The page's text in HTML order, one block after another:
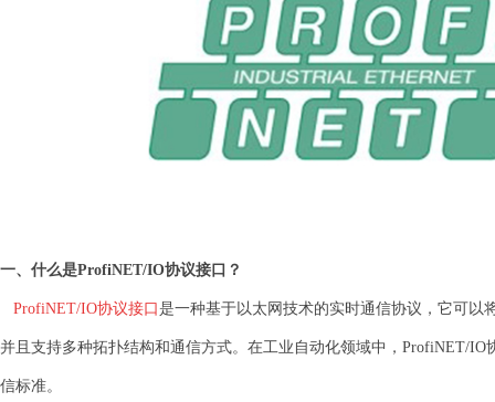
一、什么是ProfiNET/IO协议接口？
ProfiNET/IO协议接口 是一种基于以太网技术的实时通信协议，它可以
并且支持多种拓扑结构和通信方式。在工业自动化领域中，ProfiNET/
信标准。